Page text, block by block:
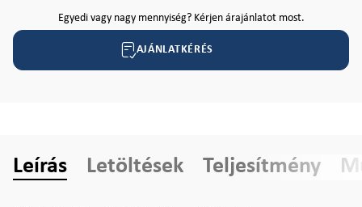
Egyedi vagy nagy mennyiség? Kérjen árajánlatot most.
AJÁNLATKÉRÉS
Leírás Letöltések Teljesítmény